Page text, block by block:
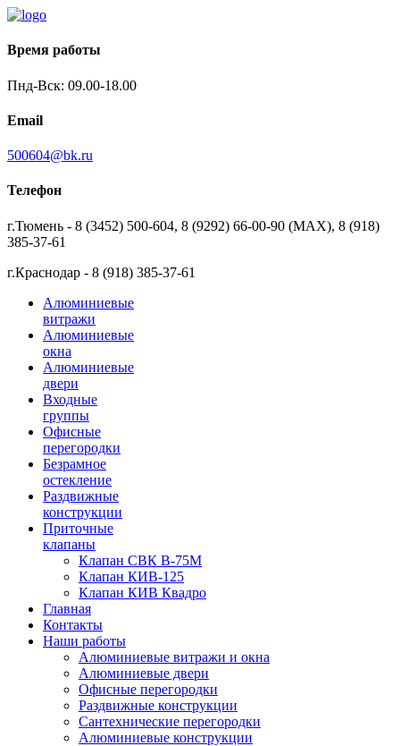
Время работы
Пнд-Вск: 09.00-18.00
Email
500604@bk.ru
Телефон
г.Тюмень - 8 (3452) 500-604, 8 (9292) 66-00-90 (MAX), 8 (918)
385-37-61
г.Краснодар - 8 (918) 385-37-61
Алюминиевые
витражи
Алюминиевые
окна
Алюминиевые
двери
Входные
группы
Офисные
перегородки
Безрамное
остекление
Раздвижные
конструкции
Приточные
клапаны
Клапан СВК В-75М
Клапан КИВ-125
Клапан КИВ Квадро
Главная
Контакты
Наши работы
Алюминиевые витражи и окна
Алюминиевые двери
Офисные перегородки
Раздвижные конструкции
Сантехнические перегородки
Алюминиевые конструкции